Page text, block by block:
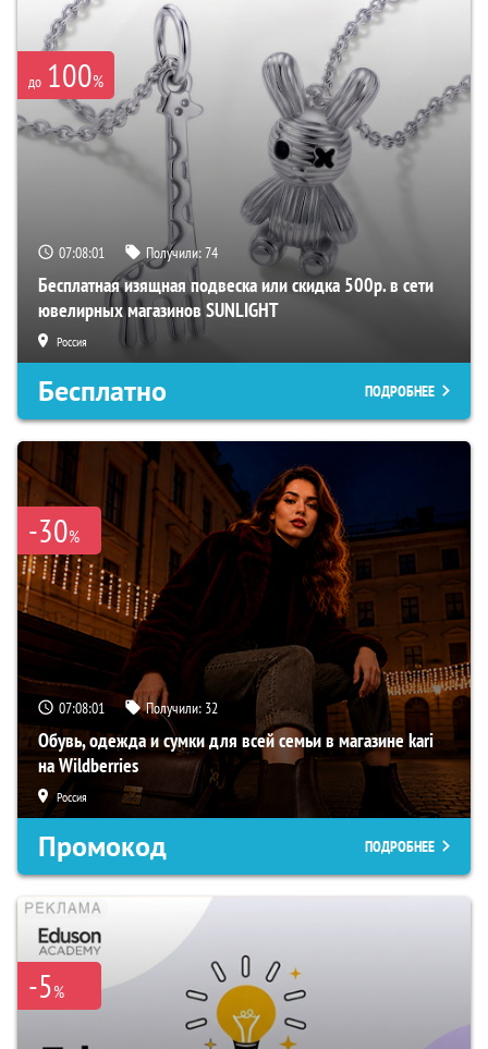
до 100%
07:07:59 Получили:74
Бесплатная изящная подвеска или скидка 500р. в сети
ювелирных магазинов SUNLIGHT
Россия
Бесплатно ПОДРОБНЕЕ
-30%
07:07:59 Получили: 32
Обувь, одежда и сумки для всей семьи в магазине kari
на Wildberries
Россия
Промокод ПОДРОБНЕЕ
-5%